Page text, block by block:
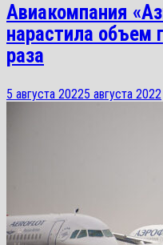
Авиакомпания
нарастила объем
раза
5 августа 20225 августа 2022